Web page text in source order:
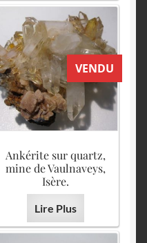
VENDU
Ankérite sur quartz,
mine de Vaulnaveys,
Isère.
Lire Plus